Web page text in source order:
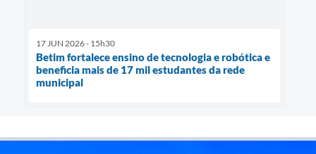
17 JUN 2026 - 15h30
Betim fortalece ensino de tecnologia e robótica e
beneficia mais de 17 mil estudantes da rede
municipal